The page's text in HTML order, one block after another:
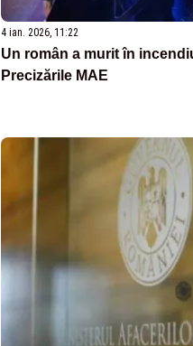
4 ian. 2026, 11:22
Un român a murit în
Precizările MAE